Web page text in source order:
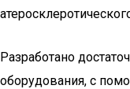
Разработано
оборудования, с